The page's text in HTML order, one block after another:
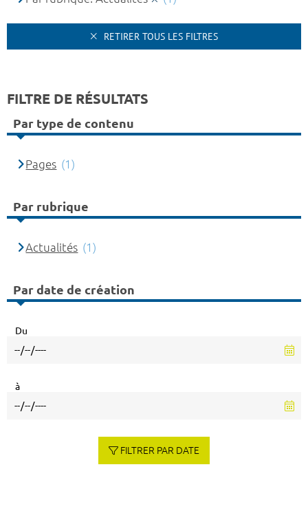
RETIRER TOUS LES FILTRES
FILTRE DE RÉSULTATS
Par type de contenu
Pages (1)
Par rubrique
Actualités (1)
Par date de création
Du
à
FILTRER PAR DATE